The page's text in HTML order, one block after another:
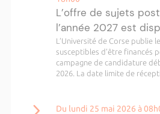
L’offre de sujets
l’année 2027 est
L’Université de Corse publie
susceptibles d’être financés
campagne de candidature
2026. La date limite de
Du lundi 25 mai 2026 à